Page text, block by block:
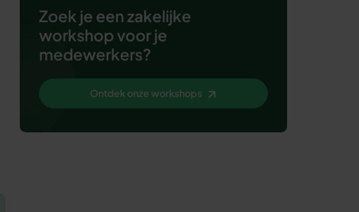
Zoek je een zakelijke
workshop voor je
medewerkers?
Ontdek onze workshops